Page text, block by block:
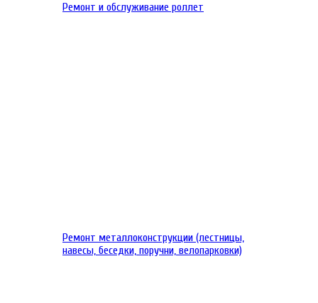
Ремонт и обслуживание роллет
Ремонт металлоконструкции (лестницы,
навесы, беседки, поручни, велопарковки)